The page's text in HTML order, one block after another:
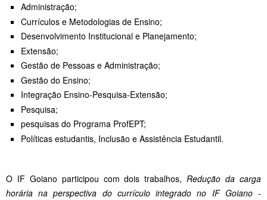
Administração;
Currículos e Metodologias de Ensino;
Desenvolvimento Institucional e Planejamento;
Extensão;
Gestão de Pessoas e Administração;
Gestão do Ensino;
Integração Ensino-Pesquisa-Extensão;
Pesquisa;
pesquisas do Programa ProfEPT;
Políticas estudantis, Inclusão e Assistência Estudantil.
O IF Goiano participou com dois trabalhos,Redução da carga
horária na perspectiva do currículo integrado no IF Goiano -